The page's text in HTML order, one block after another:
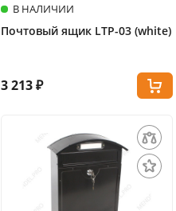
В НАЛИЧИИ
Почтовый ящик LTP-03 (white)
3 213 ₽